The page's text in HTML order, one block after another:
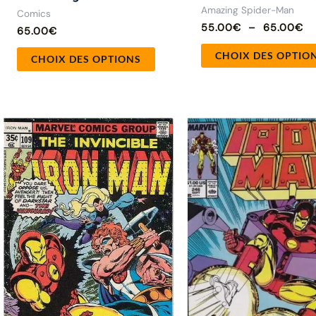
Comics
65.00€
CHOIX DES OPTIONS
Amazing Spider-Man
55.00€ – 65.00€
CHOIX DES
Ce
produit
a
plusieurs
variations.
Les
options
peuvent
être
choisies